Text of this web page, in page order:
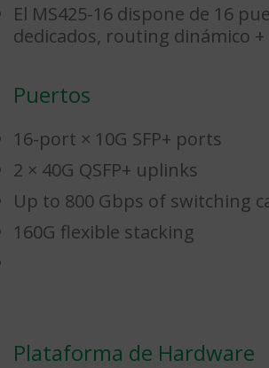
El MS425-16 dispone de 16
dedicados, routing dinámico
Puertos
16-port × 10G SFP+ ports
2 × 40G QSFP+ uplinks
Up to 800 Gbps of switching
160G flexible stacking
Plataforma de Hardware